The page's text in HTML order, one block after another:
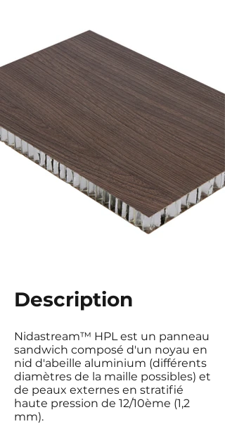
Description
Nidastream™ HPL est un panneau
sandwich composé d'un noyau en
nid d'abeille aluminium (différents
diamètres de la maille possibles) et
de peaux externes en stratifié
haute pression de 12/10ème (1,2
mm).